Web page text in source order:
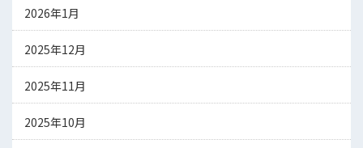
2026年1月
2025年12月
2025年11月
2025年10月